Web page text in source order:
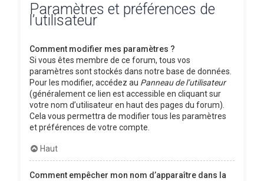
Paramètres et préférences de
l’utilisateur
Comment modifier mes paramètres ?
Si vous êtes membre de ce forum, tous vos
paramètres sont stockés dans notre base de données.
Pour les modifier, accédez au Panneau de l’utilisateur
(généralement ce lien est accessible en cliquant sur
votre nom d’utilisateur en haut des pages du forum).
Cela vous permettra de modifier tous les paramètres
et préférences de votre compte.
Haut
Comment empêcher mon nom d’apparaître dans la